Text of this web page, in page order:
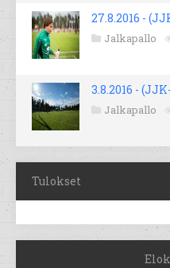
27.8.2016 -
Jalkapallo
3.8.2016 -
Jalkapallo
Tulokset